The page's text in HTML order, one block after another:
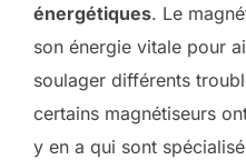
énergétiques. Le
son énergie vitale pour
soulager différents
certains magnétiseurs
y en a qui sont